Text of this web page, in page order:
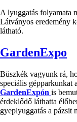
A lyuggatás folyamata
Látványos eredemény
látható.
GardenExpo
Büszkék vagyunk rá,
speciális gépparkunkat
GardenExpón is
érdeklődő láthatta
gyeplyuggatás a pázsit